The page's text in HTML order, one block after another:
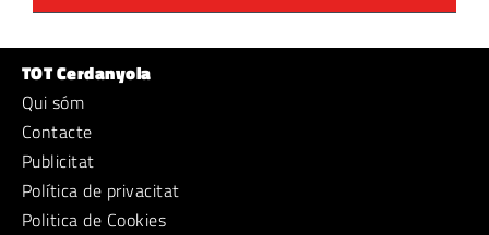
TOT Cerdanyola
Qui sóm
Contacte
Publicitat
Política de privacitat
Politica de Cookies